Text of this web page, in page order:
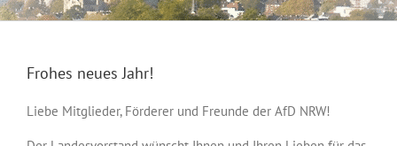
Frohes neues Jahr!
Liebe Mitglieder, Förderer und Freunde der AfD NRW!